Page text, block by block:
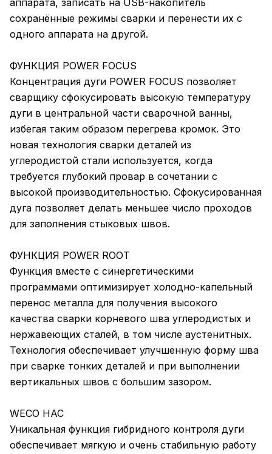
аппарата, записать на USB-накопитель
сохранённые режимы сварки и перенести их с
одного аппарата на другой.
ФУНКЦИЯ POWER FOCUS
Концентрация дуги POWER FOCUS позволяет
сварщику сфокусировать высокую температуру
дуги в центральной части сварочной ванны,
избегая таким образом перегрева кромок. Это
новая технология сварки деталей из
углеродистой стали используется, когда
требуется глубокий провар в сочетании с
высокой производительностью. Сфокусированная
дуга позволяет делать меньшее число проходов
для заполнения стыковых швов.
ФУНКЦИЯ POWER ROOT
Функция вместе с синергетическими
программами оптимизирует холодно-капельный
перенос металла для получения высокого
качества сварки корневого шва углеродистых и
нержавеющих сталей, в том числе аустенитных.
Технология обеспечивает улучшенную форму шва
при сварке тонких деталей и при выполнении
вертикальных швов с большим зазором.
WECO HAC
Уникальная функция гибридного контроля дуги
обеспечивает мягкую и очень стабильную работу